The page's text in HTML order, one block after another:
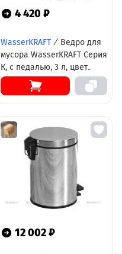
4 420 ₽
WasserKRAFT / Ведро для
мусора WasserKRAFT Серия
К, с педалью, 3 л, цвет
никель, K-633NICKEL
12 002 ₽